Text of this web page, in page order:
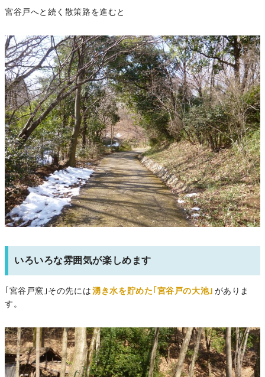
宮谷戸へと続く散策路を進むと
いろいろな雰囲気が楽しめます
｢宮谷戸窯｣その先には 湧き水を貯めた｢宮谷戸の大池｣ がありま
す。